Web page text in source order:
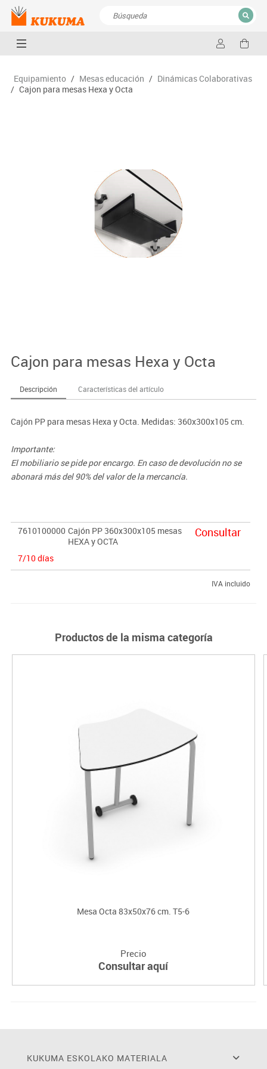
CERRAR
Equipamiento / Mesas educación / Dinámicas Colaborativas
/ Cajon para mesas Hexa y Octa
Cajon para mesas Hexa y Octa
Descripción Características del artículo
Cajón PP para mesas Hexa y Octa. Medidas: 360x300x105 cm.
Importante:
El mobiliario se pide por encargo. En caso de devolución no se
abonará más del 90% del valor de la mercancía.
7610100000 Cajón PP 360x300x105 mesas
HEXA y OCTA
7/10 días
Consultar
IVA incluido
Productos de la misma categoría
Mesa Octa 83x50x76 cm. T5-6
Precio
Consultar aquí
KUKUMA ESKOLAKO MATERIALA